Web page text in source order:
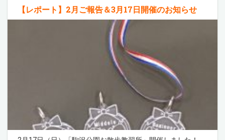
【レポート】2月ご報告＆3月17日開催のお知らせ